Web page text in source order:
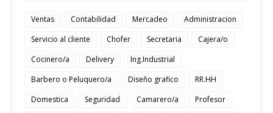
Ventas Contabilidad Mercadeo
Administracion
Servicio al cliente
Chofer Secretaria
Cajera/o
Cocinero/a
Delivery
Ing.Industrial
Barbero o Peluquero/a
Diseño grafico
RR.HH
Domestica
Seguridad Camarero/a
Profesor